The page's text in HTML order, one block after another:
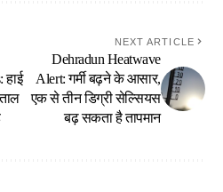
हाई
NEXT ARTICLE
Dehradun Heatwave
Alert: गर्मी बढ़ने के आसार,
एक से तीन डिग्री सेल्सियस
बढ़ सकता है तापमान